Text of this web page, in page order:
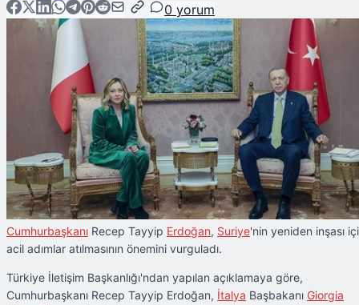
0 yorum
Cumhurbaşkanı Recep Tayyip Erdoğan, Suriye'nin yeniden inşası
acil adımlar atılmasının önemini vurguladı.
Türkiye İletişim Başkanlığı'ndan yapılan açıklamaya göre,
Cumhurbaşkanı Recep Tayyip Erdoğan, İtalya Başbakanı Giorgia